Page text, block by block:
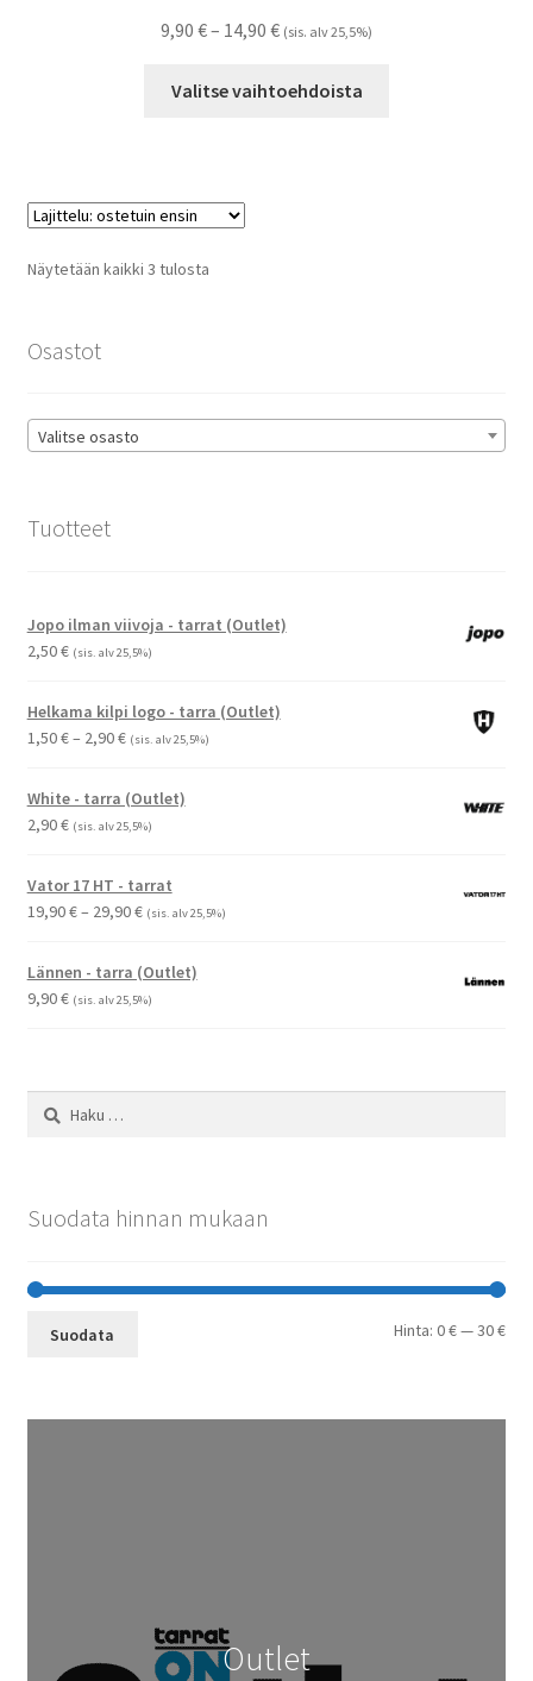
9,90 €– 14,90 €Hintaluokka:
-
(sis. alv 25,5%)
Valitse vaihtoehdoista
Näytetään kaikki 3 tulostaSuosituimmat
Osastot
Valitse osasto
Tuotteet
Jopo ilman viivoja - tarrat (Outlet)
2,50€ (sis. alv 25,5%)
Helkama kilpi logo - tarra (Outlet)
1,50€– 2,90€Hintaluokka:
-
(sis. alv 25,5%)
White - tarra (Outlet)
2,90€ (sis. alv 25,5%)
Vator 17 HT - tarrat
19,90€– 29,90€Hintaluokka:
-
(sis. alv 25,5%)
Lännen - tarra (Outlet)
9,90€ (sis. alv 25,5%)
Haku:
Suodata hinnan mukaan
Suodata Hinta:0 €—30 €
Outlet